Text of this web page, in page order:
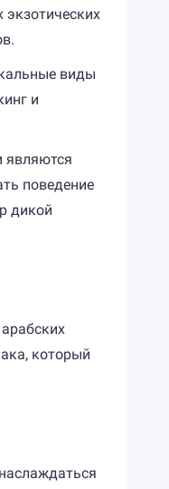
виды
и
являются
поведение
дикой
который